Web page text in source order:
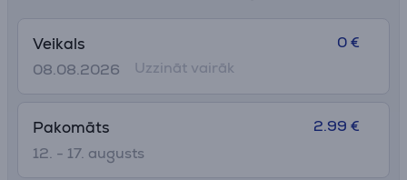
Veikals
08.08.2026
0 €
Uzzināt vairāk
Pakomāts
12. - 17. augusts
2.99 €